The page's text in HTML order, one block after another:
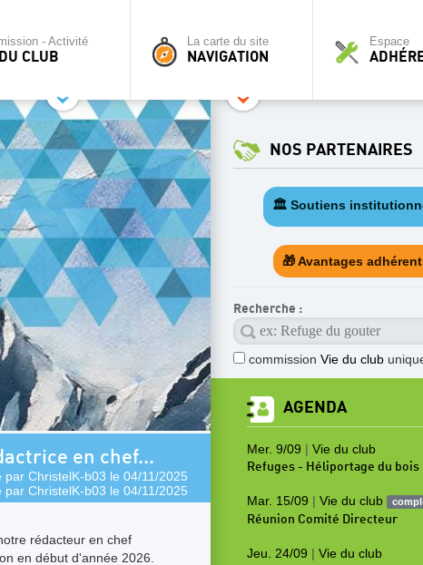
- Activité
CLUB
La carte du site
NAVIGATION
Espace
en chef...
par ChristelK-b03 le 04/11/2025
par ChristelK-b03 le 04/11/2025
rédacteur en chef
en début d'année 2026.
NOS PARTENAIRES
🏛️ Soutiens
🎁 Avantages
Recherche :
commission Vie du club
AGENDA
Mer. 9/09 | Vie du club
Refuges - Héliportage du bois
Mar. 15/09 | Vie du club
Réunion Comité Directeur
Jeu. 24/09 | Vie du club